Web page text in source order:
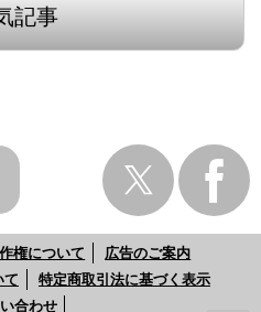
記事
権について
広告のご案内
て
特定商取引法に基づく表示
合わせ